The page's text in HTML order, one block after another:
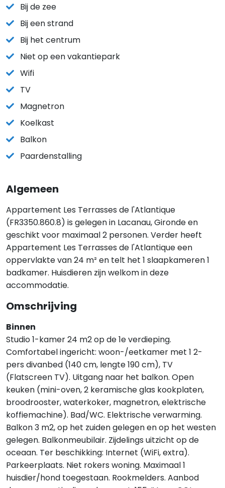
Bij de zee
Bij een strand
Bij het centrum
Niet op een vakantiepark
Wifi
TV
Magnetron
Koelkast
Balkon
Paardenstalling
Algemeen
Appartement Les Terrasses de l'Atlantique
(FR3350.860.8) is gelegen in Lacanau, Gironde en
geschikt voor maximaal 2 personen. Verder heeft
Appartement Les Terrasses de l'Atlantique een
oppervlakte van 24 m² en telt het 1 slaapkameren 1
badkamer. Huisdieren zijn welkom in deze
accommodatie.
Omschrijving
Binnen
Studio 1-kamer 24 m2 op de 1e verdieping.
Comfortabel ingericht: woon-/eetkamer met 1 2-
pers divanbed (140 cm, lengte 190 cm), TV
(Flatscreen TV). Uitgang naar het balkon. Open
keuken (mini-oven, 2 keramische glas kookplaten,
broodrooster, waterkoker, magnetron, elektrische
koffiemachine). Bad/WC. Elektrische verwarming.
Balkon 3 m2, op het zuiden gelegen en op het westen
gelegen. Balkonmeubilair. Zijdelings uitzicht op de
oceaan. Ter beschikking: Internet (WiFi, extra).
Parkeerplaats. Niet rokers woning. Maximaal 1
huisdier/hond toegestaan. Rookmelders. Aanbod